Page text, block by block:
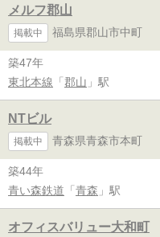
メルフ郡山
掲載中 福島県郡山市中町
築47年
東北本線 「 郡山 」駅
NTビル
掲載中 青森県青森市本町
築44年
青い森鉄道 「 青森 」駅
オフィスバリュー大和町